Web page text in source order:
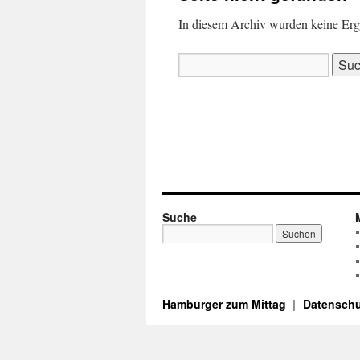
In diesem Archiv wurden keine
nach:
Suche
Hamburger zum Mittag